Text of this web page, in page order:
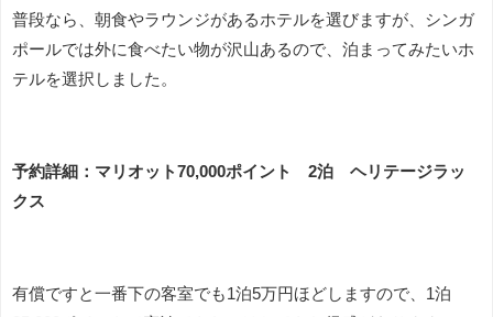
普段なら、朝食やラウンジがあるホテルを選びますが、シンガ
ポールでは外に食べたい物が沢山あるので、泊まってみたいホ
テルを選択しました。
予約詳細：マリオット70,000ポイント 2泊 ヘリテージラッ
クス
有償ですと一番下の客室でも1泊5万円ほどしますので、1泊